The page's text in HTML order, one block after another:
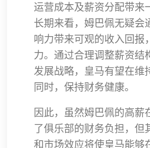
运营成本及薪资分配带来
长期来看，姆巴佩无疑会
响力带来可观的收入回报
力。通过合理调整薪资结
发展战略，皇马有望在维
同时，保持财务健康。
因此，虽然姆巴佩的高薪
了俱乐部的财务负担，但
和市场效应将使皇马能够